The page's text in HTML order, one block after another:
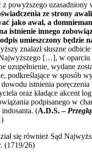
powyższego uzasadniony
ze strony
jako awal, a
istnienie innego
umieszczony będzie
znalazł słuszne
[…], w oparciu
uzupełnienie, wydane
podkreślające w sposób
istnienia
oraz kładące akcent
podpisanego w
(A.D.S. –
)
się również Sąd
(1719/26)